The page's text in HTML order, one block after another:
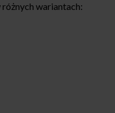
różnych wariantach: